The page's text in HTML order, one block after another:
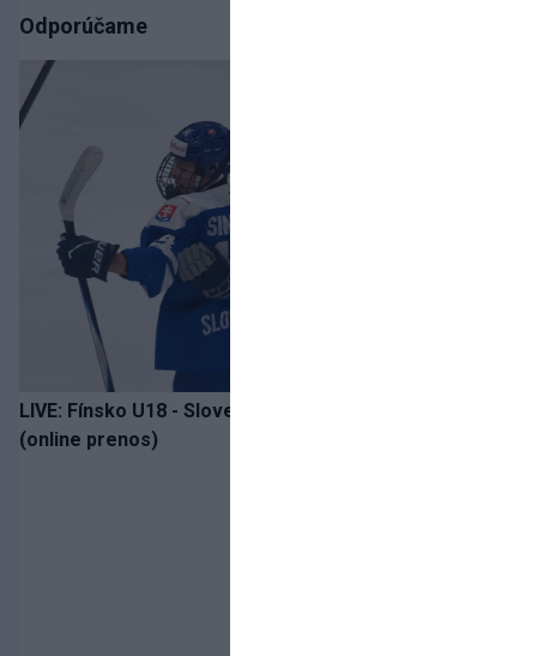
Odporúčame
LIVE: Fínsko U18 - Slovensko U18 / Hlinka-Gretzky Cup
(online prenos)